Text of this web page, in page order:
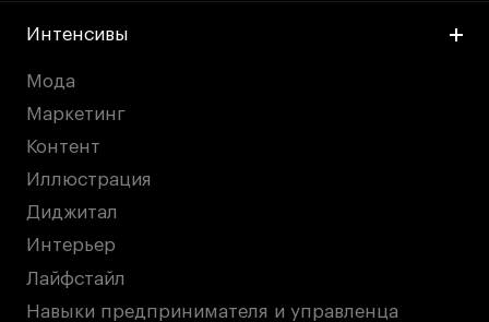
Интенсивы
Мода
Маркетинг
Контент
Иллюстрация
Диджитал
Интерьер
Лайфстайл
Навыки предпринимателя и управленца